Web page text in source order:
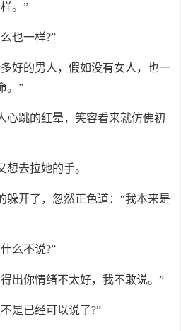
。”
也一样?”
好的男人，假如没有女人，也一
。”
心跳的红晕，笑容看来就仿佛初
想去拉她的手。
躲开了，忽然正色道：“我本来是
么不说?”
出你情绪不太好，我不敢说。”
是已经可以说了?”